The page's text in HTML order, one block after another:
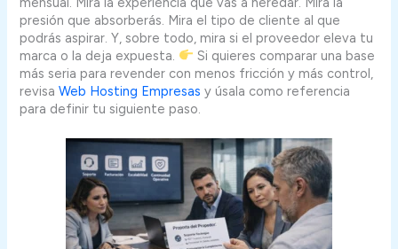
presión que absorberás. Mira el tipo de cliente al que
podrás aspirar. Y, sobre todo, mira si el proveedor eleva tu
marca o la deja expuesta.
Si quieres comparar una base
más seria para revender con menos fricción y más control,
revisaWeb Hosting Empresas y úsala como referencia
para definir tu siguiente paso.